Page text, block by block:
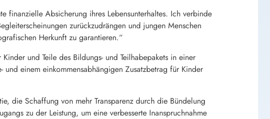
finanzielle Absicherung ihres Lebensunterhaltes. Ich verbinde
zurückzudrängen und jungen Menschen
Herkunft zu garantieren.“
und Teile des Bildungs- und Teilhabepakets in einer
einem einkommensabhängigen Zusatzbetrag für Kinder
die Schaffung von mehr Transparenz durch die Bündelung
zu der Leistung, um eine verbesserte Inanspruchnahme